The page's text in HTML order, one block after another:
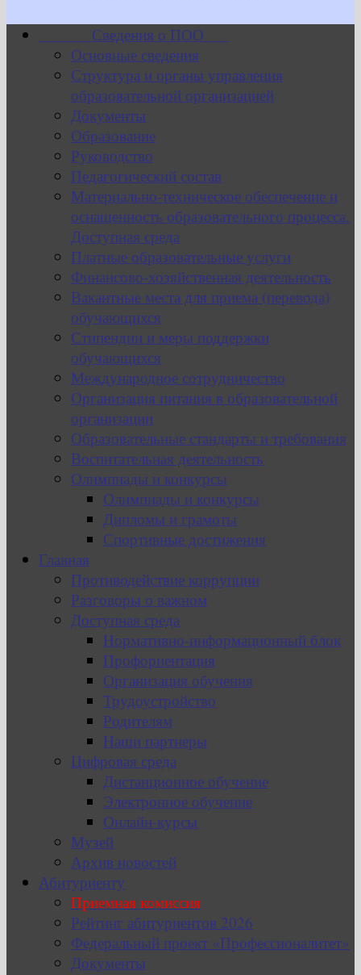
Сведения о ПОО
Основные сведения
Структура и органы управления
образовательной организацией
Документы
Образование
Руководство
Педагогический состав
Материально-техническое обеспечение и
оснащенность образовательного процесса.
Доступная среда
Платные образовательные услуги
Финансово-хозяйственная деятельность
Вакантные места для приема (перевода)
обучающихся
Стипендии и меры поддержки
обучающихся
Международное сотрудничество
Организация питания в образовательной
организации
Образовательные стандарты и требования
Воспитательная деятельность
Олимпиады и конкурсы
Олимпиады и конкурсы
Дипломы и грамоты
Спортивные достижения
Главная
Противодействие коррупции
Разговоры о важном
Доступная среда
Нормативно-информационный блок
Профориентация
Организация обучения
Трудоустройство
Родителям
Наши партнеры
Цифровая среда
Дистанционное обучение
Электронное обучение
Онлайн-курсы
Музей
Архив новостей
Абитуриенту
Приемная комиссия
Рейтинг абитуриентов 2026
Федеральный проект «Профессионалитет»
Документы